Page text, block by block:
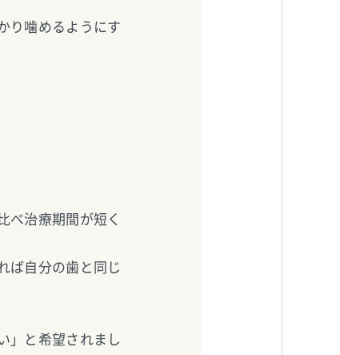
り噛めるようにす
べ治療期間が短く
ば自分の歯と同じ
」と希望されまし